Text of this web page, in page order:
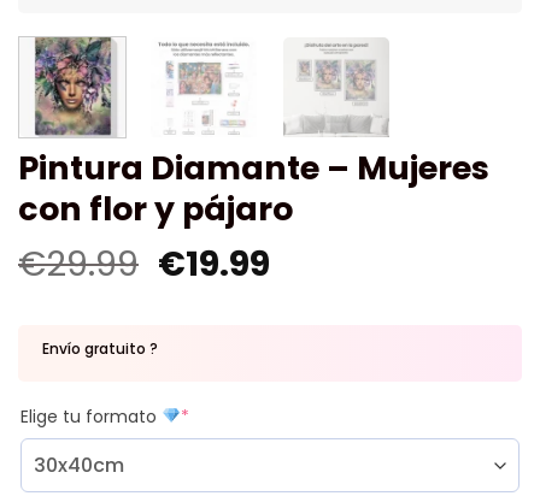
Pintura Diamante – Mujeres
con flor y pájaro
€29.99 €19.99
Envío gratuito ?
Elige tu formato *